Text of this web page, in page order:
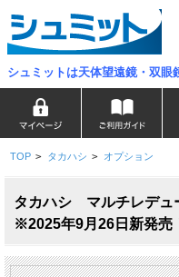
シュミットは天体望遠鏡・双眼
TOP > タカハシ > オプション
タカハシ マルチレデュ
※2025年9月26日新発売